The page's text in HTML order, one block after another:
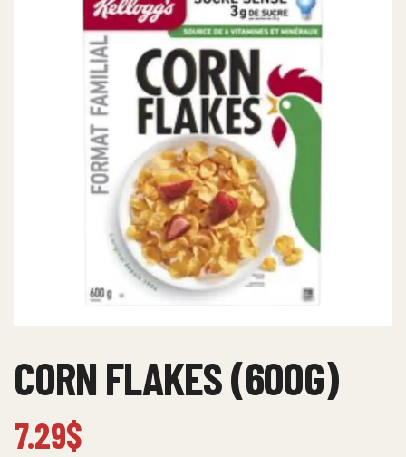
CORN FLAKES (600G)
7.29$